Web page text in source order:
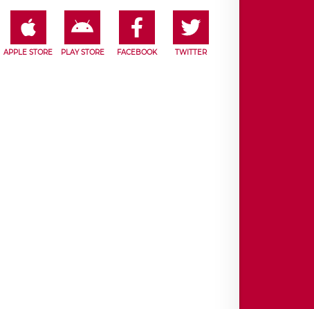
APPLE STORE PLAY STORE FACEBOOK TWITTER